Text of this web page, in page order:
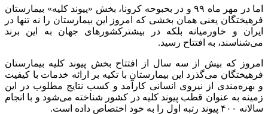
اما در مهر ماه ۹۹ و در بحبوحه کرونا، بخش «پیوند کلیه» بیمارستان
فرهیختگان یعنی همان بخشی که امروز این بیمارستان را نه تنها در
ایران و خاورمیانه بلکه در بیشترکشورهای جهان به این برند
می‌شناسند، به افتتاح رسید.
امروز که بیش از سه سال از افتتاح بخش پیوند کلیه بیمارستان
فرهیختگان می‌گذرد این بیمارستان با تکیه بر ارائه خدمات با کیفیت
و بهره‌مندی از نیروی انسانی کارآمد و کسب نتایج مطلوب در این
زمینه به عنوان قطب پیوند کلیه در کشور شناخته می‌شود و با انجام
سالانه ۴۰۰ پیوند رتبه اول را به خود اختصاص داده است.